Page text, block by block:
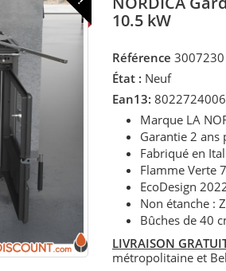
10.5 kW
Référence 3007230
État : Neuf
Ean13:
Marque LA
Garantie 2 ans
Fabriqué en
Flamme Verte
EcoDesign
Non étanche :
Bûches de 40
LIVRAISON
métropolitaine et